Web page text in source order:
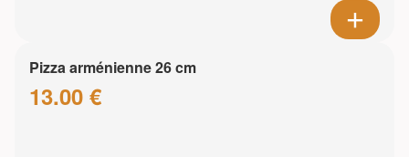
Pizza arménienne 26 cm
13.00 €